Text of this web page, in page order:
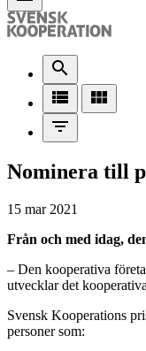
search
view_list
view_module
filter_list
Nominera till
15 mar 2021
Från och med idag,
– Den kooperativa
utvecklar det
Svensk Kooperations
personer som: